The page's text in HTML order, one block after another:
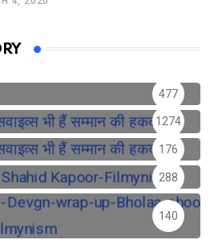
477
1274
176
288
140